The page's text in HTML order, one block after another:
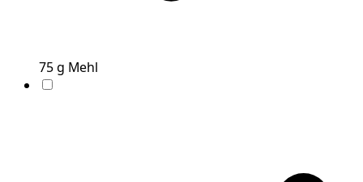
75g Mehl